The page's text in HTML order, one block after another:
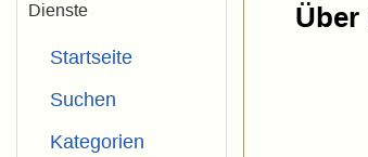
Über
Dienste
Startseite
Suchen
Kategorien